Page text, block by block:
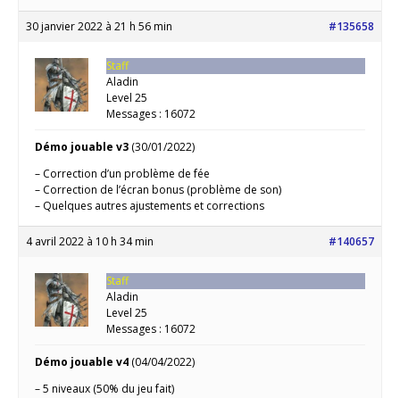
30 janvier 2022 à 21 h 56 min #135658
Staff
Aladin
Level 25
Messages : 16072
Démo jouable v3 (30/01/2022)
– Correction d’un problème de fée
– Correction de l’écran bonus (problème de son)
– Quelques autres ajustements et corrections
4 avril 2022 à 10 h 34 min #140657
Staff
Aladin
Level 25
Messages : 16072
Démo jouable v4 (04/04/2022)
– 5 niveaux (50% du jeu fait)